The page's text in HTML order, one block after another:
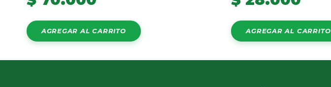
AGREGAR AL CARRITO AGREGAR AL CARRITO